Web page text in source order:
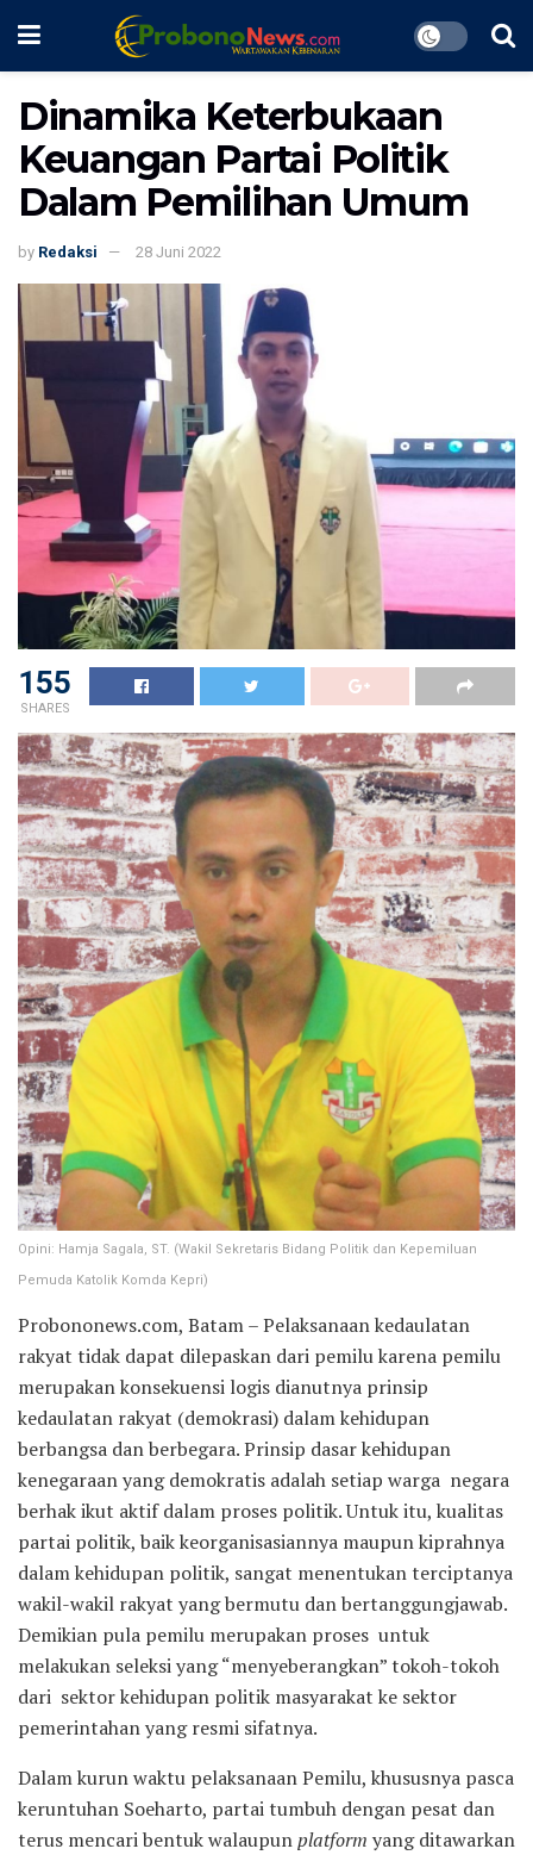
Dinamika Keterbukaan
Keuangan Partai Politik
Dalam Pemilihan Umum
by Redaksi 28 Juni 2022
155
SHARES
Opini: Hamja Sagala, ST. (Wakil Sekretaris Bidang Politik dan Kepemiluan
Pemuda Katolik Komda Kepri)
Probononews.com, Batam – Pelaksanaan kedaulatan
rakyat tidak dapat dilepaskan dari pemilu karena pemilu
merupakan konsekuensi logis dianutnya prinsip
kedaulatan rakyat (demokrasi) dalam kehidupan
berbangsa dan berbegara. Prinsip dasar kehidupan
kenegaraan yang demokratis adalah setiap warga negara
berhak ikut aktif dalam proses politik. Untuk itu, kualitas
partai politik, baik keorganisasiannya maupun kiprahnya
dalam kehidupan politik, sangat menentukan terciptanya
wakil-wakil rakyat yang bermutu dan bertanggungjawab.
Demikian pula pemilu merupakan proses untuk
melakukan seleksi yang “menyeberangkan” tokoh-tokoh
dari sektor kehidupan politik masyarakat ke sektor
pemerintahan yang resmi sifatnya.
Dalam kurun waktu pelaksanaan Pemilu, khususnya pasca
keruntuhan Soeharto, partai tumbuh dengan pesat dan
terus mencari bentuk walaupunplatform yang ditawarkan